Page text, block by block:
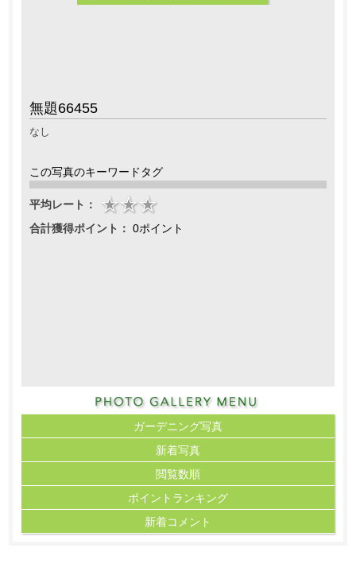
無題66455
なし
この写真のキーワードタグ
平均レート：
合計獲得ポイント： 0ポイント
ガーデニング写真
新着写真
閲覧数順
ポイント ランキング
新着コメント